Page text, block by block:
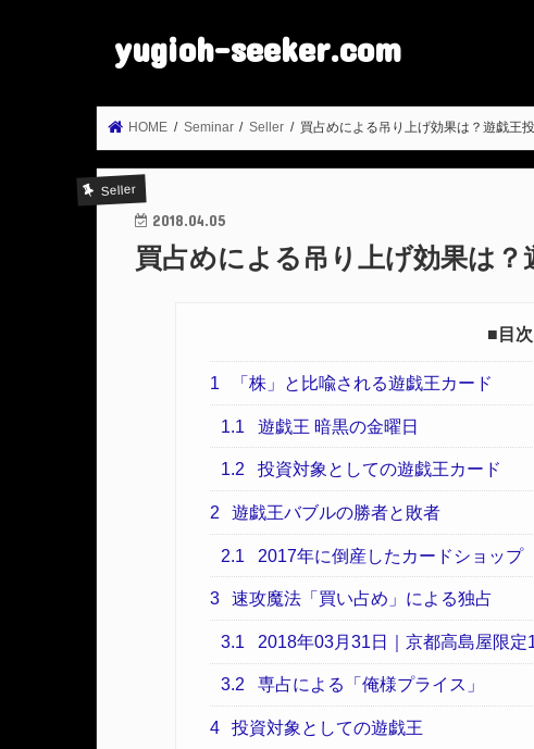
yugioh-seeker.com
HOME Seminar Seller 買占めによる吊り上げ効果は？遊戯王
Seller
2018.04.05
買占めによる吊り上げ効果は？
■目次
1 「株」と比喩される遊戯王カード
1.1 遊戯王 暗黒の金曜日
1.2 投資対象としての遊戯王カード
2 遊戯王バブルの勝者と敗者
2.1 2017年に倒産したカードショップ
3 速攻魔法「買い占め」による独占
3.1 2018年03月31日｜京都高島屋限定
3.2 専占による「俺様プライス」
4 投資対象としての遊戯王